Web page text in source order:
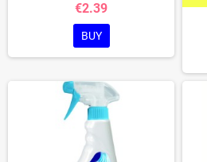
€2.39
BUY